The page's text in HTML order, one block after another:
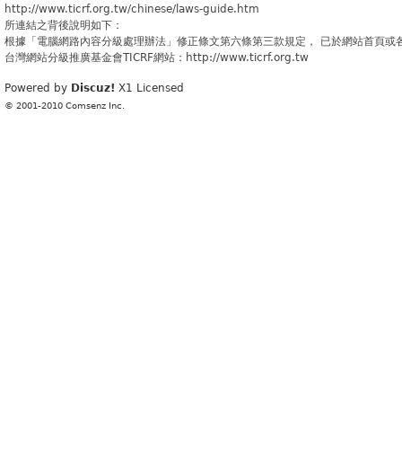
http://www.ticrf.org.tw/chinese/laws-guide.htm
所連結之背後說明如下：
根據「電腦網路內容分級處理辦法」修正條文第六條第三款規定， 已於網站首頁
台灣網站分級推廣基金會TICRF網站：http://www.ticrf.org.tw
Powered by Discuz! X1 Licensed
© 2001-2010 Comsenz Inc.